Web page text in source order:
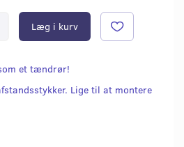
Læg i kurv
et tændrør!
Lige til at montere